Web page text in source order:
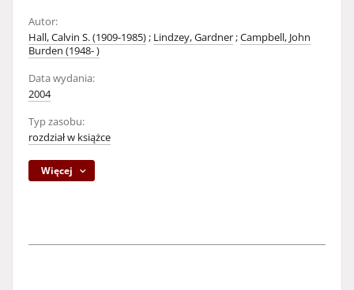
Autor:
Hall, Calvin S. (1909-1985); Lindzey, Gardner;Campbell, John
Burden (1948- )
Data wydania:
2004
Typ zasobu:
rozdział w książce
Więcej